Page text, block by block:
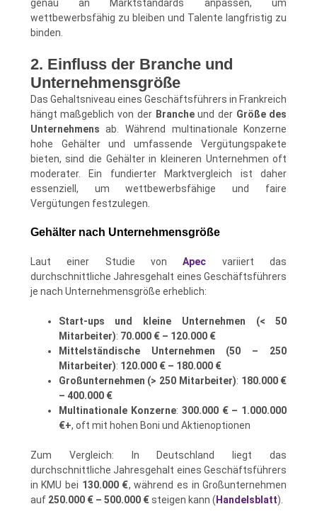
genau an Marktstandards anpassen, um
wettbewerbsfähig zu bleiben und Talente langfristig zu
binden.
2. Einfluss der Branche und
Unternehmensgröße
Das Gehaltsniveau eines Geschäftsführers in Frankreich
hängt maßgeblich von der Brancheund der Größe des
Unternehmens ab. Während multinationale Konzerne
hohe Gehälter und umfassende Vergütungspakete
bieten, sind die Gehälter in kleineren Unternehmen oft
moderater. Ein fundierter Marktvergleich ist daher
essenziell, um wettbewerbsfähige und faire
Vergütungen festzulegen.
Gehälter nach Unternehmensgröße
Laut einer Studie vonApec variiert das
durchschnittliche Jahresgehalt eines Geschäftsführers
je nach Unternehmensgröße erheblich:
Start-ups und kleine Unternehmen (< 50
Mitarbeiter): 70.000 € – 120.000 €
Mittelständische Unternehmen (50 – 250
Mitarbeiter): 120.000 € – 180.000 €
Großunternehmen (> 250 Mitarbeiter): 180.000 €
– 400.000 €
Multinationale Konzerne: 300.000 € – 1.000.000
€+, oft mit hohen Boni und Aktienoptionen
Zum Vergleich: In Deutschland liegt das
durchschnittliche Jahresgehalt eines Geschäftsführers
in KMU bei 130.000 €, während es in Großunternehmen
auf 250.000 € – 500.000 €steigen kann ( Handelsblatt).